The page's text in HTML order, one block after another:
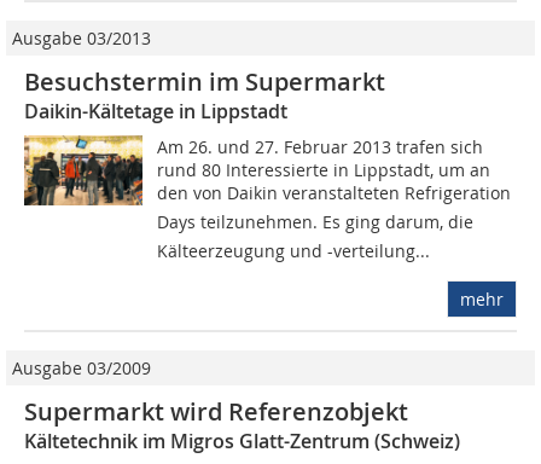
Ausgabe 03/2013
Besuchstermin im Supermarkt
Daikin-Kältetage in Lippstadt
Am 26. und 27. Februar 2013 trafen sich
rund 80 Interessierte in Lippstadt, um an
den von Daikin veranstalteten Refrigeration
Days teilzunehmen. Es ging darum, die
Kälteerzeugung und -verteilung...
mehr
Ausgabe 03/2009
Supermarkt wird Referenzobjekt
Kältetechnik im Migros Glatt-Zentrum (Schweiz)